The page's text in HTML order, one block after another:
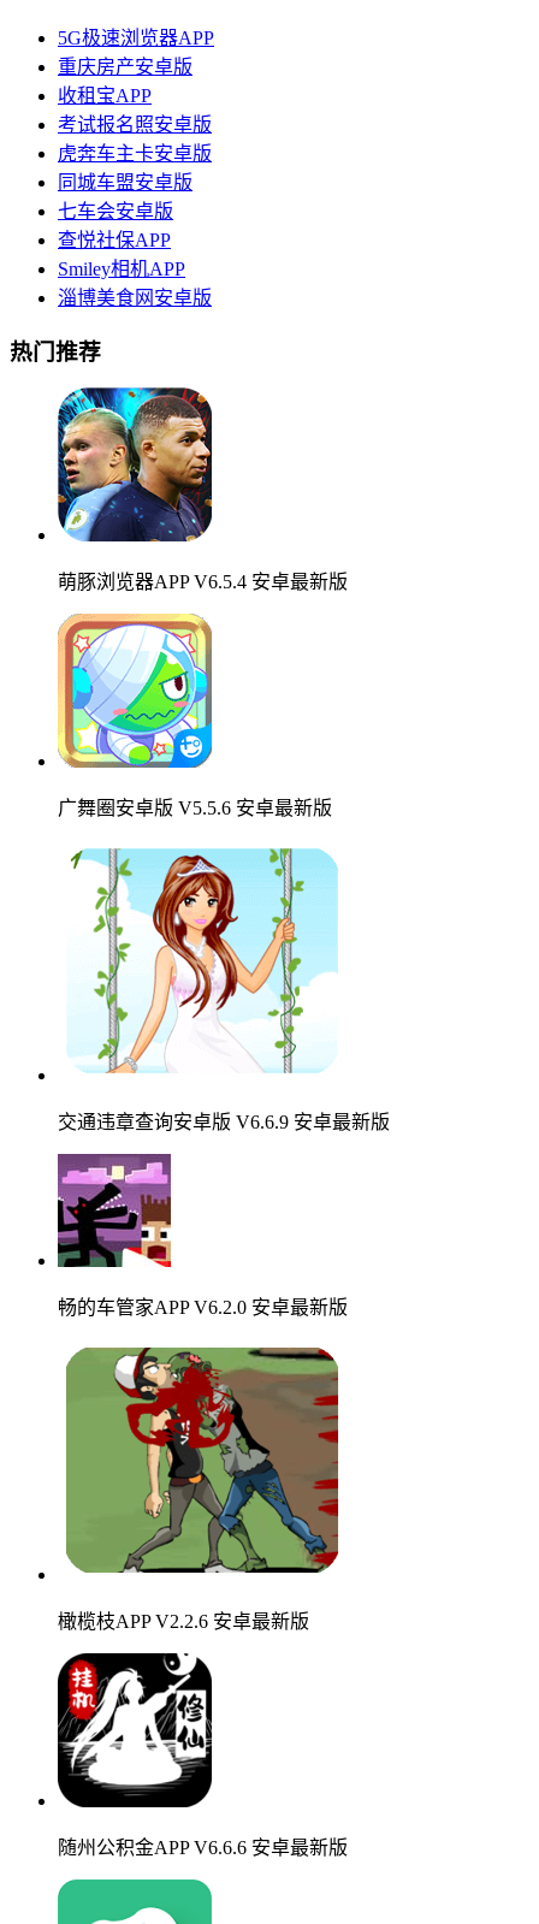
5G极速浏览器APP
重庆房产安卓版
收租宝APP
考试报名照安卓版
虎奔车主卡安卓版
同城车盟安卓版
七车会安卓版
查悦社保APP
Smiley相机APP
淄博美食网安卓版
热门推荐
萌豚浏览器APP V6.5.4 安卓最新版
广舞圈安卓版 V5.5.6 安卓最新版
交通违章查询安卓版 V6.6.9 安卓最新版
畅的车管家APP V6.2.0 安卓最新版
橄榄枝APP V2.2.6 安卓最新版
随州公积金APP V6.6.6 安卓最新版